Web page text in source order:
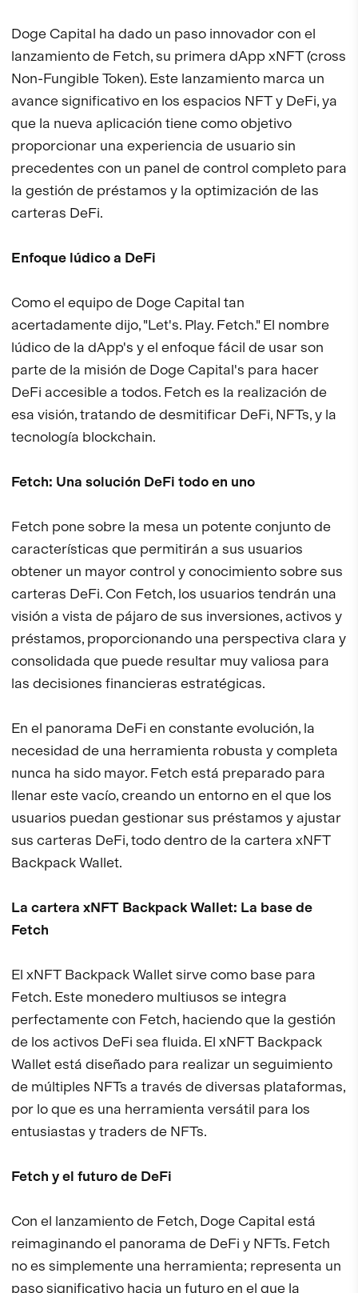
Doge Capital ha dado un paso innovador con el
lanzamiento de Fetch, su primera dApp xNFT (cross
Non-Fungible Token). Este lanzamiento marca un
avance significativo en los espacios NFT y DeFi, ya
que la nueva aplicación tiene como objetivo
proporcionar una experiencia de usuario sin
precedentes con un panel de control completo para
la gestión de préstamos y la optimización de las
carteras DeFi.
Enfoque lúdico a DeFi
Como el equipo de Doge Capital tan
acertadamente dijo, "Let's. Play. Fetch." El nombre
lúdico de la dApp's y el enfoque fácil de usar son
parte de la misión de Doge Capital's para hacer
DeFi accesible a todos. Fetch es la realización de
esa visión, tratando de desmitificar DeFi, NFTs, y la
tecnología blockchain.
Fetch: Una solución DeFi todo en uno
Fetch pone sobre la mesa un potente conjunto de
características que permitirán a sus usuarios
obtener un mayor control y conocimiento sobre sus
carteras DeFi. Con Fetch, los usuarios tendrán una
visión a vista de pájaro de sus inversiones, activos y
préstamos, proporcionando una perspectiva clara y
consolidada que puede resultar muy valiosa para
las decisiones financieras estratégicas.
En el panorama DeFi en constante evolución, la
necesidad de una herramienta robusta y completa
nunca ha sido mayor. Fetch está preparado para
llenar este vacío, creando un entorno en el que los
usuarios puedan gestionar sus préstamos y ajustar
sus carteras DeFi, todo dentro de la cartera xNFT
Backpack Wallet.
La cartera xNFT Backpack Wallet: La base de
Fetch
El xNFT Backpack Wallet sirve como base para
Fetch. Este monedero multiusos se integra
perfectamente con Fetch, haciendo que la gestión
de los activos DeFi sea fluida. El xNFT Backpack
Wallet está diseñado para realizar un seguimiento
de múltiples NFTs a través de diversas plataformas,
por lo que es una herramienta versátil para los
entusiastas y traders de NFTs.
Fetch y el futuro de DeFi
Con el lanzamiento de Fetch, Doge Capital está
reimaginando el panorama de DeFi y NFTs. Fetch
no es simplemente una herramienta; representa un
paso significativo hacia un futuro en el que la